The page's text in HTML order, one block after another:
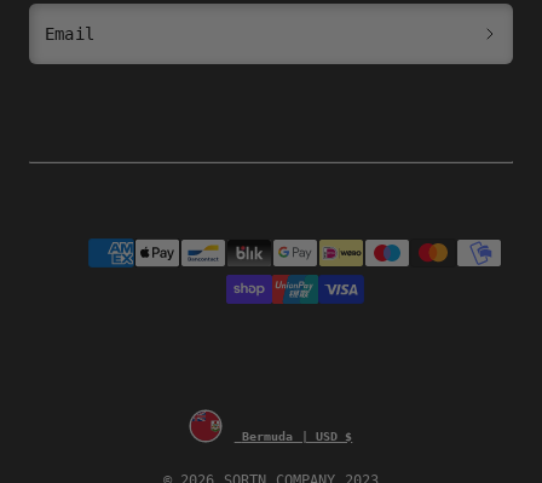
Email
Payment
methods
Bermuda | USD $